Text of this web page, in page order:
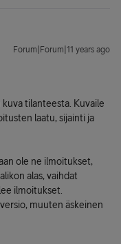
Forum|Forum|11 years ago
tilanteesta. Kuvaile
laatu, sijainti ja
ole ne ilmoitukset,
alas, vaihdat
ilmoitukset.
muuten äskeinen